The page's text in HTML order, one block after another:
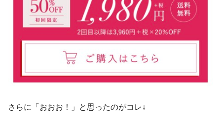
さらに「おおお！」と思ったのがコレ↓